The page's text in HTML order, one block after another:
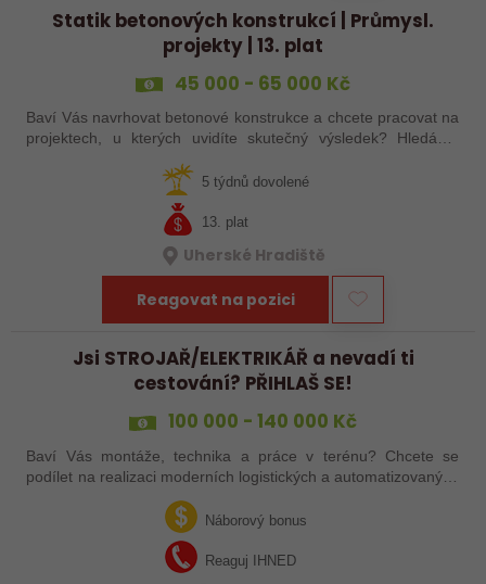
Statik betonových konstrukcí | Průmysl.
projekty | 13. plat
45 000 - 65 000 Kč
Baví Vás navrhovat betonové konstrukce a chcete pracovat na
projektech, u kterých uvidíte skutečný výsledek? Hledáme
5 týdnů dovolené
13. plat
Uherské Hradiště
Reagovat na pozici
Jsi STROJAŘ/ELEKTRIKÁŘ a nevadí ti
cestování? PŘIHLAŠ SE!
100 000 - 140 000 Kč
Baví Vás montáže, technika a práce v terénu? Chcete se
podílet na realizaci moderních logistických a automatizovaných
systémů po celé Evropě? Ať už jste zkušený šéfmontér,
servisní technik nebo…
Náborový bonus
Reaguj IHNED